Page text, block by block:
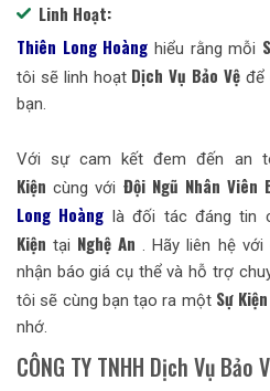
Linh Hoạt:
Thiên Long Hoàng hiểu rằng mỗi
tôi sẽ linh hoạt Dịch Vụ Bảo Vệ để
bạn.
Với sự cam kết đem đến an
Kiện cùng với Đội Ngũ Nhân Viên
Long Hoàng là đối tác đáng tin
Kiện tại Nghệ An . Hãy liên hệ
nhận báo giá cụ thể và hỗ trợ
tôi sẽ cùng bạn tạo ra một Sự Kiện
nhớ.
CÔNG TY TNHH Dịch Vụ Bảo